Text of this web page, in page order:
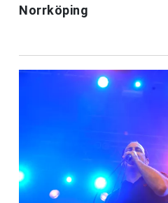
Norrköping